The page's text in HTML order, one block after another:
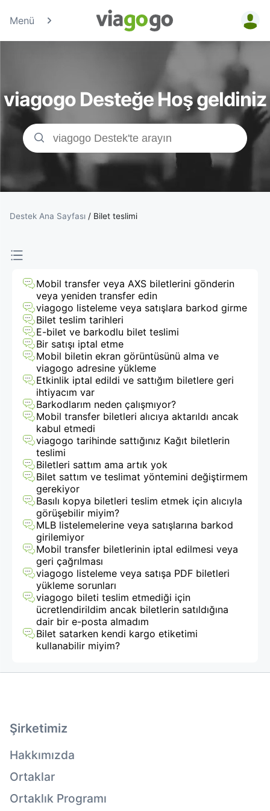
Menü
Biletler
Konser,
Spor
&amp;
Tiyatro
Biletleri
viagogo
Bilet
Pazarı
viagogo Desteğe Hoş geldiniz
Destek Ana Sayfası / Bilet teslimi
Mobil transfer veya AXS biletlerini gönderin
veya yeniden transfer edin
viagogo listeleme veya satışlara barkod girme
Bilet teslim tarihleri
E-bilet ve barkodlu bilet teslimi
Bir satışı iptal etme
Mobil biletin ekran görüntüsünü alma ve
viagogo adresine yükleme
Etkinlik iptal edildi ve sattığım biletlere geri
ihtiyacım var
Barkodlarım neden çalışmıyor?
Mobil transfer biletleri alıcıya aktarıldı ancak
kabul etmedi
viagogo tarihinde sattığınız Kağıt biletlerin
teslimi
Biletleri sattım ama artık yok
Bilet sattım ve teslimat yöntemini değiştirmem
gerekiyor
Basılı kopya biletleri teslim etmek için alıcıyla
görüşebilir miyim?
MLB listelemelerine veya satışlarına barkod
girilemiyor
Mobil transfer biletlerinin iptal edilmesi veya
geri çağrılması
viagogo listeleme veya satışa PDF biletleri
yükleme sorunları
viagogo bileti teslim etmediği için
ücretlendirildim ancak biletlerin satıldığına
dair bir e-posta almadım
Bilet satarken kendi kargo etiketimi
kullanabilir miyim?
Şirketimiz
Hakkımızda
Ortaklar
Ortaklık Programı